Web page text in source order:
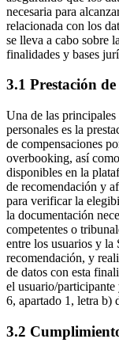
necesaria para
relacionada con los
se lleva a cabo sobre
finalidades y bases
3.1 Prestación
Una de las
personales es la
de compensaciones
overbooking, así
disponibles en la
de recomendación y
para verificar la
la documentación
competentes o
entre los usuarios y la
recomendación, y
de datos con esta
el usuario/
6, apartado 1, letra b)
3.2